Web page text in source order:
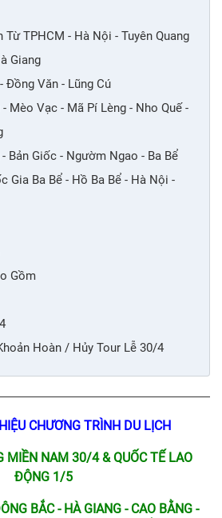
Từ TPHCM - Hà Nội - Tuyên Quang
Giang
Đồng Văn - Lũng Cú
Mèo Vạc - Mã Pí Lèng - Nho Quế -
Bản Giốc - Ngườm Ngao - Ba Bể
Gia Ba Bể - Hồ Ba Bể - Hà Nội -
Gồm
Hoàn / Hủy Tour Lễ 30/4
CHƯƠNG TRÌNH DU LỊCH
MIỀN NAM 30/4 & QUỐC TẾ LAO
ĐỘNG 1/5
BẮC - HÀ GIANG - CAO BẰNG -